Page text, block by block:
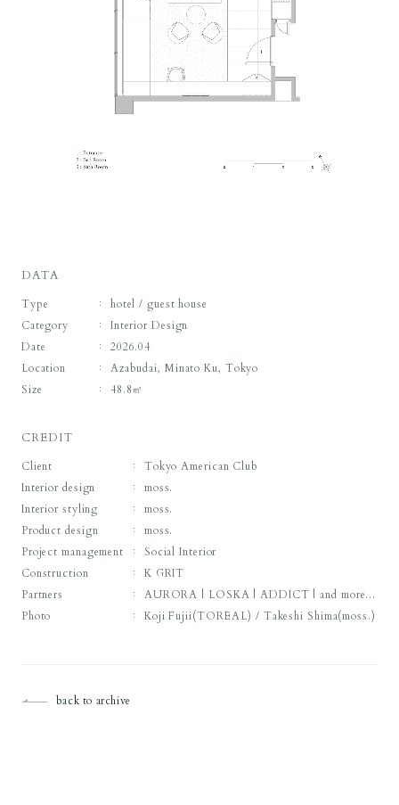
DATA
Type
hotel / guest house
Category
Interior Design
Date
2026.04
Location
Azabudai, Minato Ku, Tokyo
Size
48.8㎡
CREDIT
Client
Tokyo American Club
Interior design
moss.
Interior styling
moss.
Product design
moss.
Project management
Social Interior
Construction
K GRIT
Partners
AURORA | LOSKA | ADDICT | and more...
Photo
Koji Fujii(TOREAL) / Takeshi Shima(moss.)
back to archive